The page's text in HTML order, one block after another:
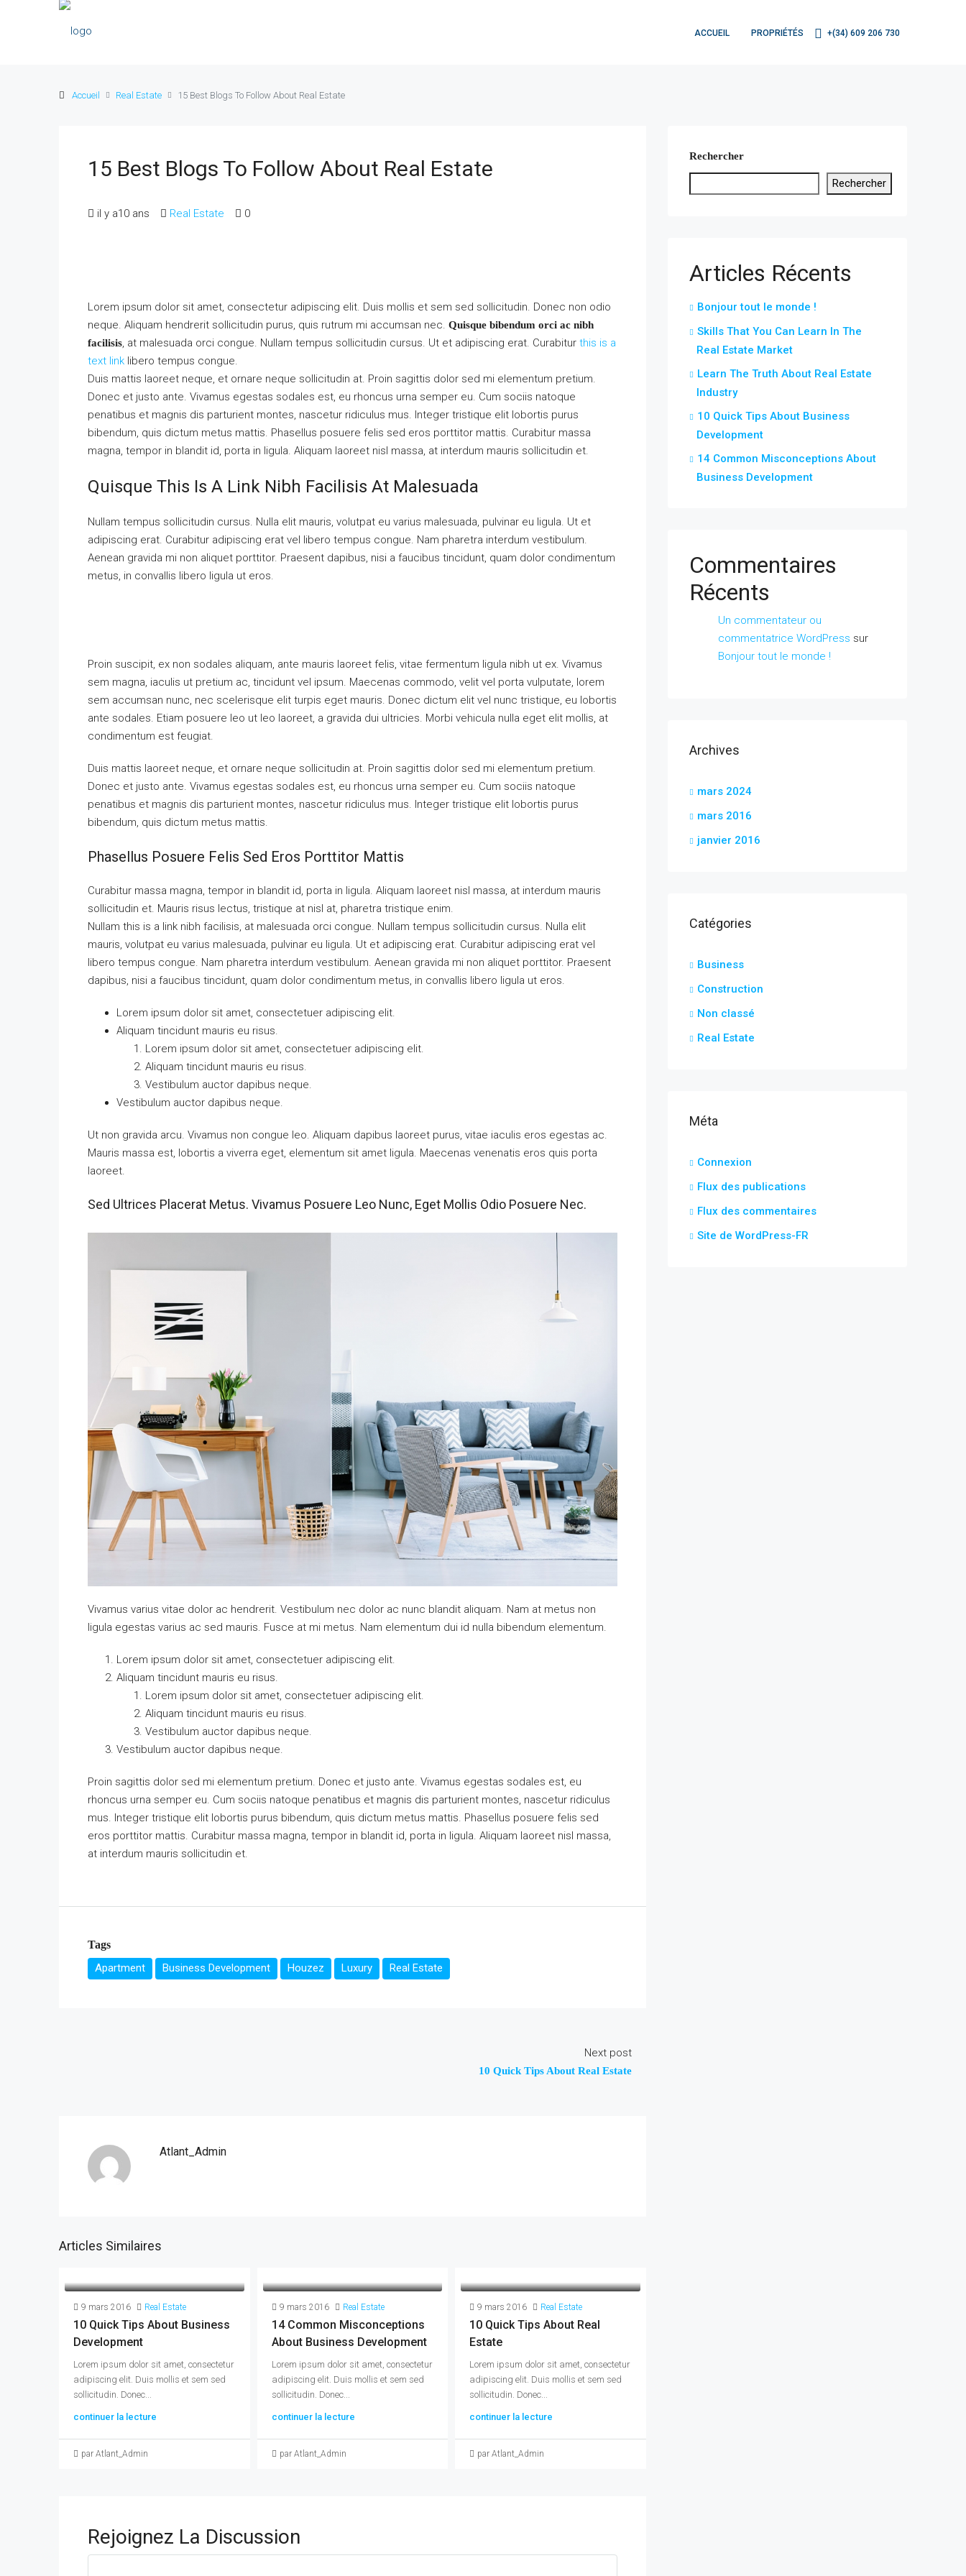
ACCUEIL PROPRIÉTÉS +(34) 609 206 730
Accueil Real Estate 15 Best Blogs To Follow About Real Estate
15 Best Blogs To Follow About Real Estate
il y a10 ans Real Estate 0
Lorem ipsum dolor sit amet, consectetur adipiscing elit. Duis mollis et sem sed sollicitudin. Donec non odio
neque. Aliquam hendrerit sollicitudin purus, quis rutrum mi accumsan nec. Quisque bibendum orci ac nibh
facilisis, at malesuada orci congue. Nullam tempus sollicitudin cursus. Ut et adipiscing erat. Curabitur this is a
text link libero tempus congue.
Duis mattis laoreet neque, et ornare neque sollicitudin at. Proin sagittis dolor sed mi elementum pretium.
Donec et justo ante. Vivamus egestas sodales est, eu rhoncus urna semper eu. Cum sociis natoque
penatibus et magnis dis parturient montes, nascetur ridiculus mus. Integer tristique elit lobortis purus
bibendum, quis dictum metus mattis. Phasellus posuere felis sed eros porttitor mattis. Curabitur massa
magna, tempor in blandit id, porta in ligula. Aliquam laoreet nisl massa, at interdum mauris sollicitudin et.
Quisque This Is A Link Nibh Facilisis At Malesuada
Nullam tempus sollicitudin cursus. Nulla elit mauris, volutpat eu varius malesuada, pulvinar eu ligula. Ut et
adipiscing erat. Curabitur adipiscing erat vel libero tempus congue. Nam pharetra interdum vestibulum.
Aenean gravida mi non aliquet porttitor. Praesent dapibus, nisi a faucibus tincidunt, quam dolor condimentum
metus, in convallis libero ligula ut eros.
Proin suscipit, ex non sodales aliquam, ante mauris laoreet felis, vitae fermentum ligula nibh ut ex. Vivamus
sem magna, iaculis ut pretium ac, tincidunt vel ipsum. Maecenas commodo, velit vel porta vulputate, lorem
sem accumsan nunc, nec scelerisque elit turpis eget mauris. Donec dictum elit vel nunc tristique, eu lobortis
ante sodales. Etiam posuere leo ut leo laoreet, a gravida dui ultricies. Morbi vehicula nulla eget elit mollis, at
condimentum est feugiat.
Duis mattis laoreet neque, et ornare neque sollicitudin at. Proin sagittis dolor sed mi elementum pretium.
Donec et justo ante. Vivamus egestas sodales est, eu rhoncus urna semper eu. Cum sociis natoque
penatibus et magnis dis parturient montes, nascetur ridiculus mus. Integer tristique elit lobortis purus
bibendum, quis dictum metus mattis.
Phasellus Posuere Felis Sed Eros Porttitor Mattis
Curabitur massa magna, tempor in blandit id, porta in ligula. Aliquam laoreet nisl massa, at interdum mauris
sollicitudin et. Mauris risus lectus, tristique at nisl at, pharetra tristique enim.
Nullam this is a link nibh facilisis, at malesuada orci congue. Nullam tempus sollicitudin cursus. Nulla elit
mauris, volutpat eu varius malesuada, pulvinar eu ligula. Ut et adipiscing erat. Curabitur adipiscing erat vel
libero tempus congue. Nam pharetra interdum vestibulum. Aenean gravida mi non aliquet porttitor. Praesent
dapibus, nisi a faucibus tincidunt, quam dolor condimentum metus, in convallis libero ligula ut eros.
Lorem ipsum dolor sit amet, consectetuer adipiscing elit.
Aliquam tincidunt mauris eu risus.
Lorem ipsum dolor sit amet, consectetuer adipiscing elit.
Aliquam tincidunt mauris eu risus.
Vestibulum auctor dapibus neque.
Vestibulum auctor dapibus neque.
Ut non gravida arcu. Vivamus non congue leo. Aliquam dapibus laoreet purus, vitae iaculis eros egestas ac.
Mauris massa est, lobortis a viverra eget, elementum sit amet ligula. Maecenas venenatis eros quis porta
laoreet.
Sed Ultrices Placerat Metus. Vivamus Posuere Leo Nunc, Eget Mollis Odio Posuere Nec.
Vivamus varius vitae dolor ac hendrerit. Vestibulum nec dolor ac nunc blandit aliquam. Nam at metus non
ligula egestas varius ac sed mauris. Fusce at mi metus. Nam elementum dui id nulla bibendum elementum.
Lorem ipsum dolor sit amet, consectetuer adipiscing elit.
Aliquam tincidunt mauris eu risus.
Lorem ipsum dolor sit amet, consectetuer adipiscing elit.
Aliquam tincidunt mauris eu risus.
Vestibulum auctor dapibus neque.
Vestibulum auctor dapibus neque.
Proin sagittis dolor sed mi elementum pretium. Donec et justo ante. Vivamus egestas sodales est, eu
rhoncus urna semper eu. Cum sociis natoque penatibus et magnis dis parturient montes, nascetur ridiculus
mus. Integer tristique elit lobortis purus bibendum, quis dictum metus mattis. Phasellus posuere felis sed
eros porttitor mattis. Curabitur massa magna, tempor in blandit id, porta in ligula. Aliquam laoreet nisl massa,
at interdum mauris sollicitudin et.
Tags
Apartment Business Development Houzez Luxury Real Estate
Next post
10 Quick Tips About Real Estate
Atlant_Admin
Articles Similaires
9 mars 2016 Real Estate
10 Quick Tips About Business
Development
Lorem ipsum dolor sit amet, consectetur
adipiscing elit. Duis mollis et sem sed
sollicitudin. Donec...
continuer la lecture
par Atlant_Admin
9 mars 2016 Real Estate
14 Common Misconceptions
About Business Development
Lorem ipsum dolor sit amet, consectetur
adipiscing elit. Duis mollis et sem sed
sollicitudin. Donec...
continuer la lecture
par Atlant_Admin
9 mars 2016 Real Estate
10 Quick Tips About Real
Estate
Lorem ipsum dolor sit amet, consectetur
adipiscing elit. Duis mollis et sem sed
sollicitudin. Donec...
continuer la lecture
par Atlant_Admin
Rejoignez La Discussion
Rechercher
Rechercher
Articles Récents
Bonjour tout le monde !
Skills That You Can Learn In The
Real Estate Market
Learn The Truth About Real Estate
Industry
10 Quick Tips About Business
Development
14 Common Misconceptions About
Business Development
Commentaires
Récents
Un commentateur ou
commentatrice WordPress sur
Bonjour tout le monde !
Archives
mars 2024
mars 2016
janvier 2016
Catégories
Business
Construction
Non classé
Real Estate
Méta
Connexion
Flux des publications
Flux des commentaires
Site de WordPress-FR